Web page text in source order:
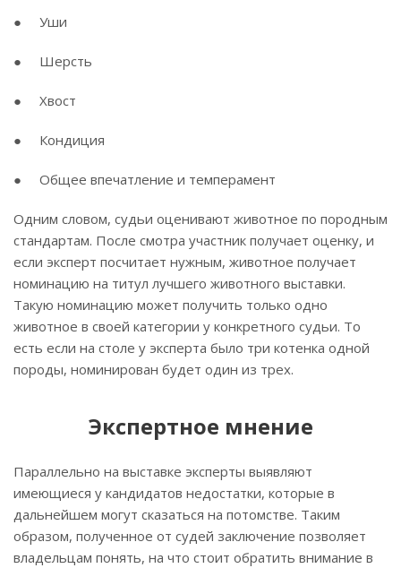
● Уши
● Шерсть
● Хвост
● Кондиция
● Общее впечатление и темперамент
Одним словом, судьи оценивают животное по породным
стандартам. После смотра участник получает оценку, и
если эксперт посчитает нужным, животное получает
номинацию на титул лучшего животного выставки.
Такую номинацию может получить только одно
животное в своей категории у конкретного судьи. То
есть если на столе у эксперта было три котенка одной
породы, номинирован будет один из трех.
Экспертное мнение
Параллельно на выставке эксперты выявляют
имеющиеся у кандидатов недостатки, которые в
дальнейшем могут сказаться на потомстве. Таким
образом, полученное от судей заключение позволяет
владельцам понять, на что стоит обратить внимание в